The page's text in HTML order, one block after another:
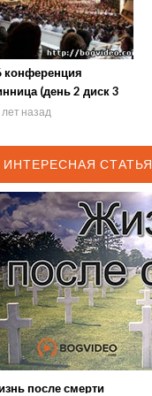
конференция
(день 2 диск 3
3)
лет назад
ИНТЕРЕСНАЯ СТАТЬЯ
после смерти